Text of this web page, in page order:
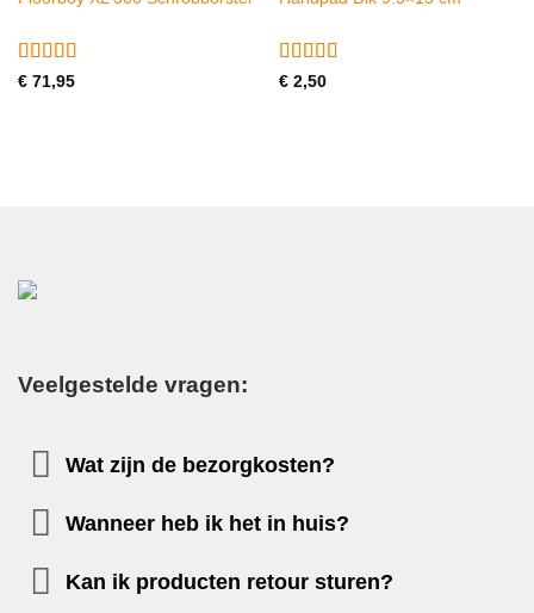
Gewaardeerd
€71,95
Gewaardeerd
€2,50
Veelgestelde vragen:
Wat zijn de bezorgkosten?
Wanneer heb ik het in huis?
Kan ik producten retour sturen?